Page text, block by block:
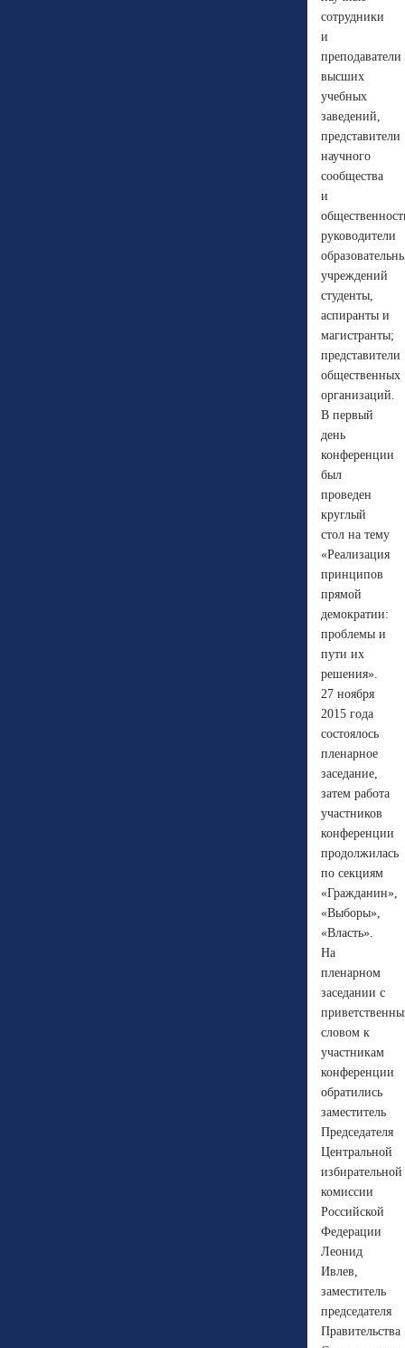
сотрудники
и
преподаватели
высших
учебных
заведений,
представители
научного
сообщества
и
руководители
учреждений
студенты,
аспиранты и
магистранты;
представители
общественных
организаций.
В первый
день
конференции
был
проведен
круглый
стол на тему
«Реализация
принципов
прямой
демократии:
проблемы и
пути их
решения».
27 ноября
2015 года
состоялось
пленарное
заседание,
затем работа
участников
конференции
продолжилась
по секциям
«Гражданин»,
«Выборы»,
«Власть».
На
пленарном
заседании с
словом к
участникам
конференции
обратились
заместитель
Председателя
Центральной
избирательной
комиссии
Российской
Федерации
Леонид
Ивлев,
заместитель
председателя
Правительства